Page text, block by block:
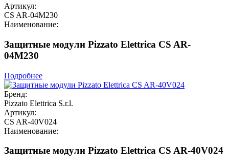
Артикул:
CS AR-04M230
Наименование:
Защитные модули Pizzato Elettrica CS AR-
04M230
Подробнее
Бренд:
Pizzato Elettrica S.r.l.
Артикул:
CS AR-40V024
Наименование:
Защитные модули Pizzato Elettrica CS AR-40V024